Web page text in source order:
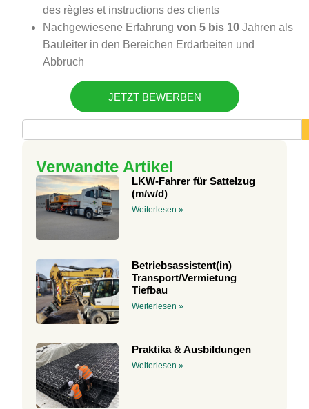
des règles et instructions des clients
Nachgewiesene Erfahrungvon 5 bis 10 Jahren als
Bauleiter in den Bereichen Erdarbeiten und
Abbruch
JETZT BEWERBEN
Verwandte Artikel
LKW-Fahrer für Sattelzug
(m/w/d)
Weiterlesen »
Betriebsassistent(in)
Transport/Vermietung
Tiefbau
Weiterlesen »
Praktika & Ausbildungen
Weiterlesen »